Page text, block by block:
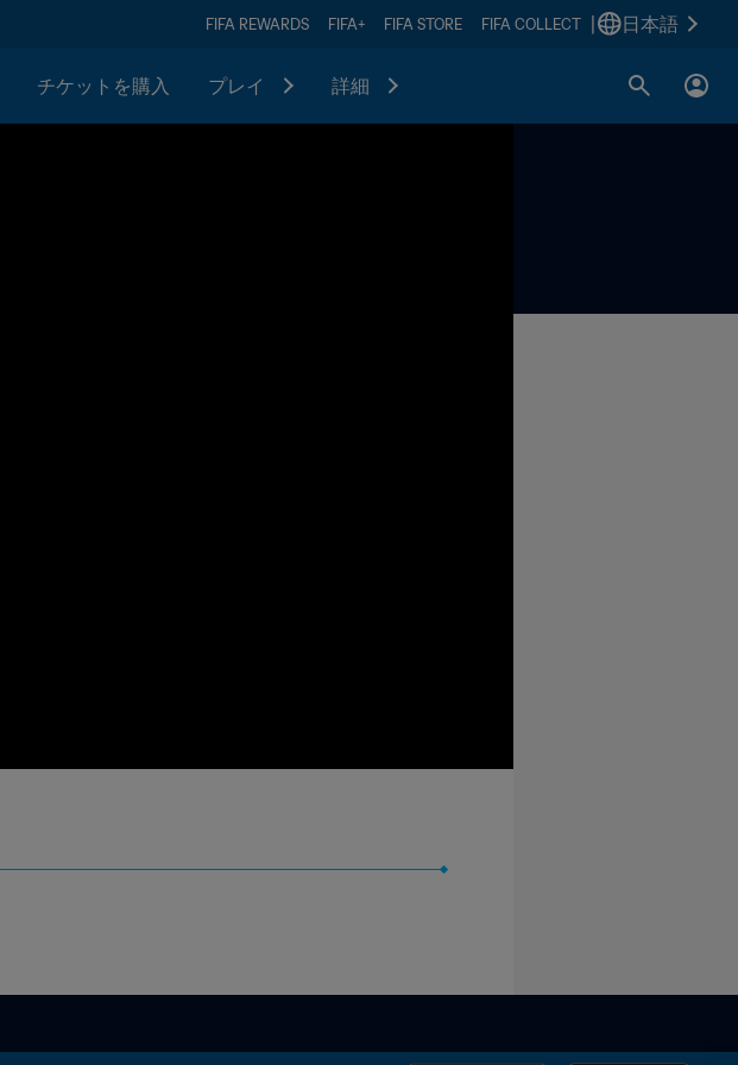
FIFA REWARDS FIFA+ FIFA STORE FIFA COLLECT 日本語
チケットを購入 プレイ 詳細